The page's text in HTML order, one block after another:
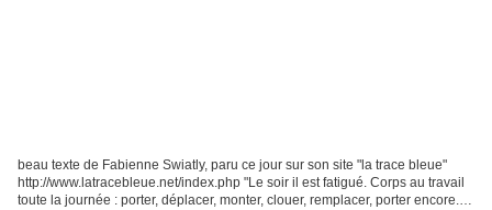
beau texte de Fabienne Swiatly, paru ce jour sur son site "la trace bleue"
http://www.latracebleue.net/index.php "Le soir il est fatigué. Corps au travail
toute la journée : porter, déplacer, monter, clouer, remplacer, porter encore...